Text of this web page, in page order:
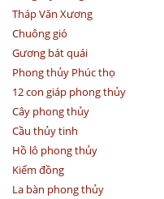
Tháp Văn Xương
Chuông gió
Gương bát quái
Phong thủy Phúc thọ
12 con giáp phong thủy
Cây phong thủy
Cầu thủy tinh
Hồ lô phong thủy
Kiếm đồng
La bàn phong thủy